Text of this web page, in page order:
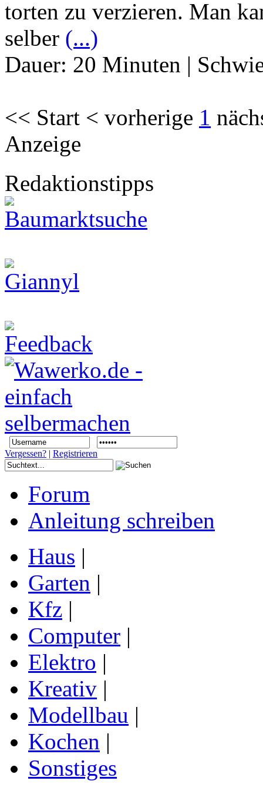
torten zu verzieren. Man
selber (...)
Dauer: 20 Minuten |
<< Start < vorherige 1
Anzeige
Redaktionstipps
Vergessen? | Registrieren
Forum
Anleitung schreiben
Haus |
Garten |
Kfz |
Computer |
Elektro |
Kreativ |
Modellbau |
Kochen |
Sonstiges